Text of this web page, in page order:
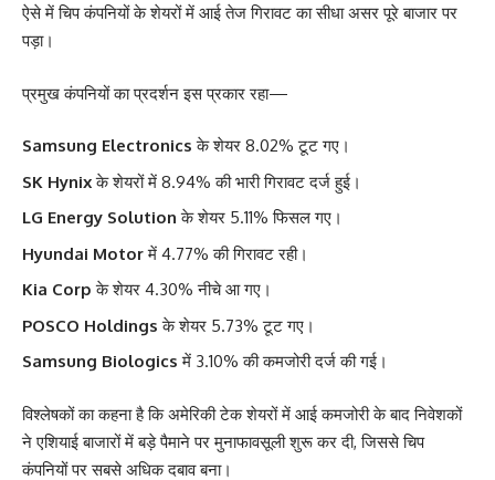
ऐसे में चिप कंपनियों के शेयरों में आई तेज गिरावट का सीधा असर पूरे बाजार पर
पड़ा।
प्रमुख कंपनियों का प्रदर्शन इस प्रकार रहा—
Samsung Electronics के शेयर 8.02% टूट गए।
SK Hynixके शेयरों में 8.94% की भारी गिरावट दर्ज हुई।
LG Energy Solution के शेयर 5.11% फिसल गए।
Hyundai Motorमें 4.77% की गिरावट रही।
Kia Corp के शेयर 4.30% नीचे आ गए।
POSCO Holdings के शेयर 5.73% टूट गए।
Samsung Biologics में 3.10% की कमजोरी दर्ज की गई।
विश्लेषकों का कहना है कि अमेरिकी टेक शेयरों में आई कमजोरी के बाद निवेशकों
ने एशियाई बाजारों में बड़े पैमाने पर मुनाफावसूली शुरू कर दी, जिससे चिप
कंपनियों पर सबसे अधिक दबाव बना।